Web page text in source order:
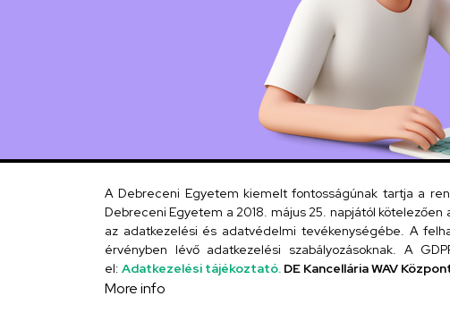
A Debreceni Egyetem kiemelt fontosságúnak tartja a
Debreceni Egyetem a 2018. május 25. napjától
az adatkezelési és adatvédelmi tevékenységébe. A
érvényben lévő adatkezelési szabályozásoknak. A
el: Adatkezelési tájékoztató. DE Kancellária WAV
More info